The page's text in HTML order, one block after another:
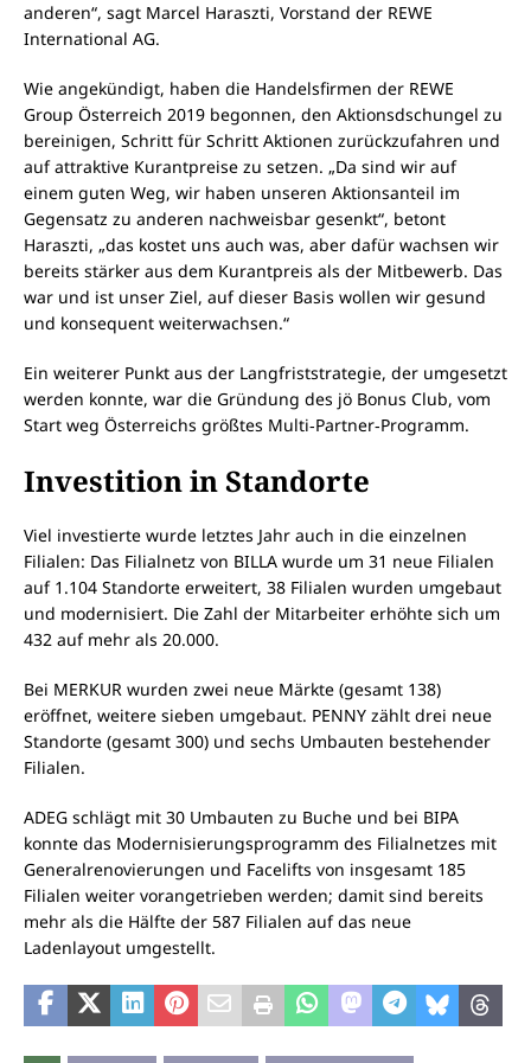
anderen“, sagt Marcel Haraszti, Vorstand der REWE
International AG.
Wie angekündigt, haben die Handelsfirmen der REWE
Group Österreich 2019 begonnen, den Aktionsdschungel zu
bereinigen, Schritt für Schritt Aktionen zurückzufahren und
auf attraktive Kurantpreise zu setzen. „Da sind wir auf
einem guten Weg, wir haben unseren Aktionsanteil im
Gegensatz zu anderen nachweisbar gesenkt“, betont
Haraszti, „das kostet uns auch was, aber dafür wachsen wir
bereits stärker aus dem Kurantpreis als der Mitbewerb. Das
war und ist unser Ziel, auf dieser Basis wollen wir gesund
und konsequent weiterwachsen.“
Ein weiterer Punkt aus der Langfriststrategie, der umgesetzt
werden konnte, war die Gründung des jö Bonus Club, vom
Start weg Österreichs größtes Multi‐Partner‐Programm.
Investition in Standorte
Viel investierte wurde letztes Jahr auch in die einzelnen
Filialen: Das Filialnetz von BILLA wurde um 31 neue Filialen
auf 1.104 Standorte erweitert, 38 Filialen wurden umgebaut
und modernisiert. Die Zahl der Mitarbeiter erhöhte sich um
432 auf mehr als 20.000.
Bei MERKUR wurden zwei neue Märkte (gesamt 138)
eröffnet, weitere sieben umgebaut. PENNY zählt drei neue
Standorte (gesamt 300) und sechs Umbauten bestehender
Filialen.
ADEG schlägt mit 30 Umbauten zu Buche und bei BIPA
konnte das Modernisierungsprogramm des Filialnetzes mit
Generalrenovierungen und Facelifts von insgesamt 185
Filialen weiter vorangetrieben werden; damit sind bereits
mehr als die Hälfte der 587 Filialen auf das neue
Ladenlayout umgestellt.